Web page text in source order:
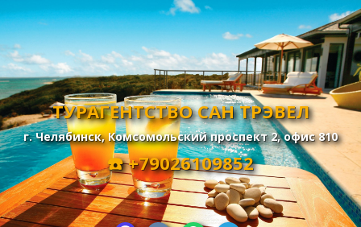
ТУРАГЕНТСТВО САН ТРЭВЕЛ
г. Челябинск, Комсомольский проспект 2, офис 810
☎️+79026109852